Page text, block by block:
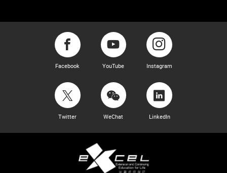
Facebook YouTube Instagram
Twitter WeChat LinkedIn